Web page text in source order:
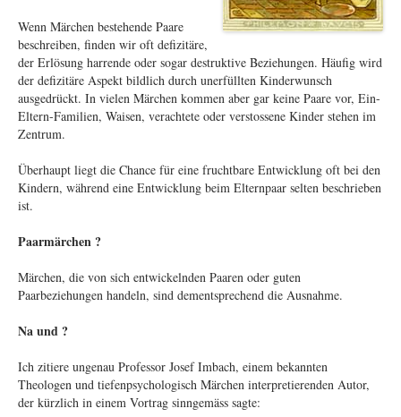
Wenn Märchen bestehende Paare
beschreiben, finden wir oft defizitäre,
der Erlösung harrende oder sogar destruktive Beziehungen. Häufig wird
der defizitäre Aspekt bildlich durch unerfüllten Kinderwunsch
ausgedrückt. In vielen Märchen kommen aber gar keine Paare vor, Ein-
Eltern-Familien, Waisen, verachtete oder verstossene Kinder stehen im
Zentrum.
Überhaupt liegt die Chance für eine fruchtbare Entwicklung oft bei den
Kindern, während eine Entwicklung beim Elternpaar selten beschrieben
ist.
Paarmärchen ?
Märchen, die von sich entwickelnden Paaren oder guten
Paarbeziehungen handeln, sind dementsprechend die Ausnahme.
Na und ?
Ich zitiere ungenau Professor Josef Imbach, einem bekannten
Theologen und tiefenpsychologisch Märchen interpretierenden Autor,
der kürzlich in einem Vortrag sinngemäss sagte: